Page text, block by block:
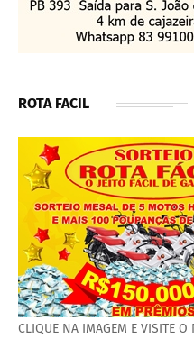
ROTA FACIL
CLIQUE NA IMAGEM E VISITE O